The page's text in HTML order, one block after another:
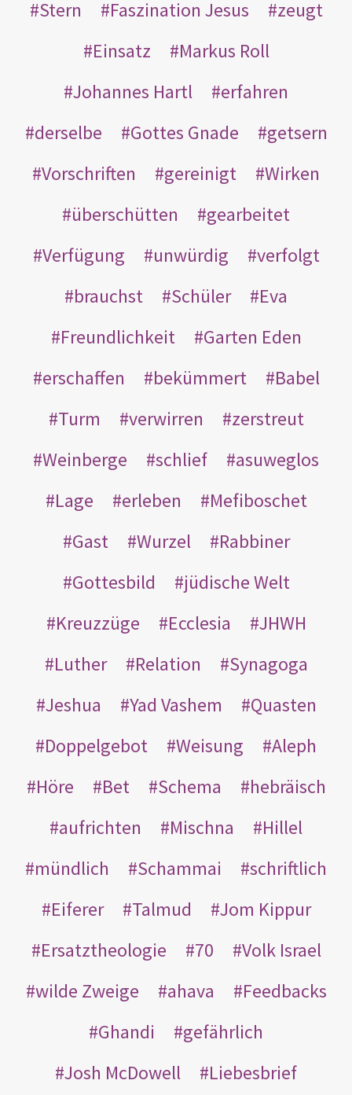
Stern Faszination Jesus
zeugt
Einsatz
Markus Roll
Johannes Hartl
erfahren
derselbe
Gottes Gnade
getsern
Vorschriften
gereinigt
Wirken
überschütten
gearbeitet
Verfügung
unwürdig
verfolgt
brauchst
Schüler
Eva
Freundlichkeit
Garten Eden
erschaffen
bekümmert
Babel
Turm
verwirren
zerstreut
Weinberge
schlief
asuweglos
Lage
erleben
Mefiboschet
Gast
Wurzel
Rabbiner
Gottesbild
jüdische Welt
Kreuzzüge
Ecclesia
JHWH
Luther
Relation
Synagoga
Jeshua
Yad Vashem
Quasten
Doppelgebot
Weisung
Aleph
Höre
Bet Schema
hebräisch
aufrichten
Mischna
Hillel
mündlich
Schammai
schriftlich
Eiferer
Talmud
Jom Kippur
Ersatztheologie
70
Volk Israel
wilde Zweige
ahava
Feedbacks
Ghandi
gefährlich
Josh McDowell
Liebesbrief